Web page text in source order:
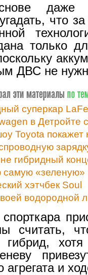
даже
что
только
ДВС не
суперкар
в Детройте
Toyota покажет
гибридный
самую «зеленую»
хэтчбек Soul
водородной
считать,
агрегата и